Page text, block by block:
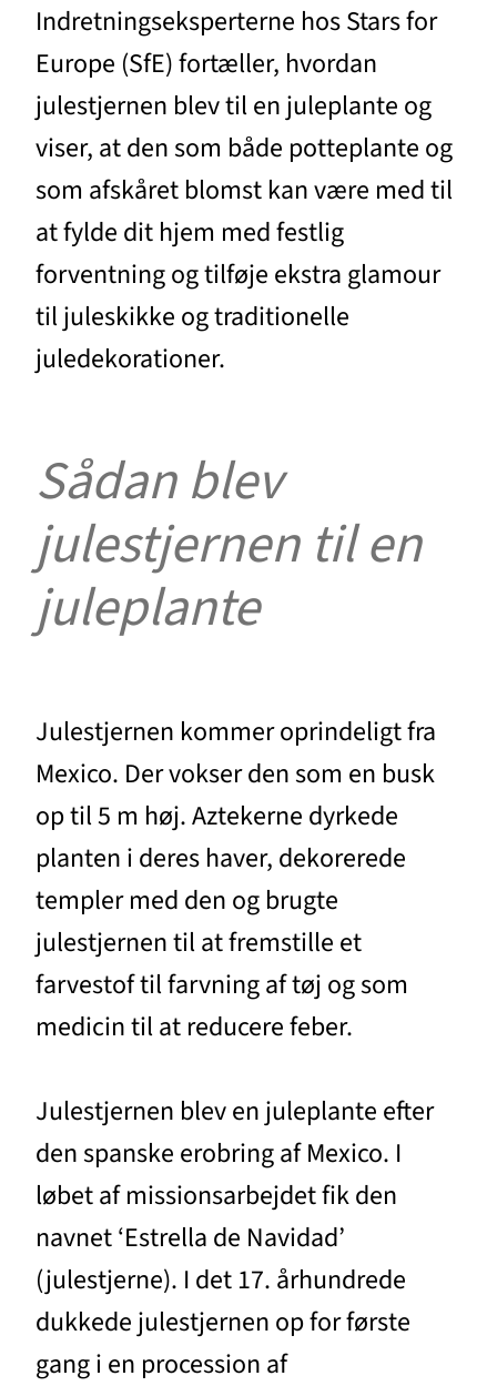
Indretningseksperterne hos Stars for
Europe (SfE) fortæller, hvordan
julestjernen blev til en juleplante og
viser, at den som både potteplante og
som afskåret blomst kan være med til
at fylde dit hjem med festlig
forventning og tilføje ekstra glamour
til juleskikke og traditionelle
juledekorationer.
Sådan blev
julestjernen til en
juleplante
Julestjernen kommer oprindeligt fra
Mexico. Der vokser den som en busk
op til 5 m høj. Aztekerne dyrkede
planten i deres haver, dekorerede
templer med den og brugte
julestjernen til at fremstille et
farvestof til farvning af tøj og som
medicin til at reducere feber.
Julestjernen blev en juleplante efter
den spanske erobring af Mexico. I
løbet af missionsarbejdet fik den
navnet ‘Estrella de Navidad’
(julestjerne). I det 17. århundrede
dukkede julestjernen op for første
gang i en procession af